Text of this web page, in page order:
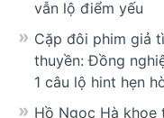
vẫn lộ điểm yếu
Cặp đôi phim giả
thuyền: Đồng
1 câu lộ hint hẹn
Hồ Ngọc Hà khoe